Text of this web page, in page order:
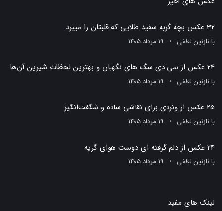
32 عکس بچه گربه سفید طلایی که قلبتان را میبرد
بانازنین لطفی 19 مرداد 1405
24 عکس از سی دی سگ های نگهبان و بهترین لحظات شیرین آن‌ها
بانازنین لطفی 19 مرداد 1405
25 عکس از ونزدی برای نقاشی ساده و شگفت‌انگیز
بانازنین لطفی 19 مرداد 1405
24 عکس از دلم گرفته ای دوست هوای گریه
بانازنین لطفی 19 مرداد 1405
لینک های مفید